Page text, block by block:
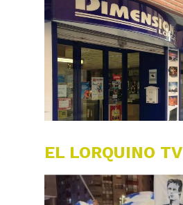
EL LORQUINO TV